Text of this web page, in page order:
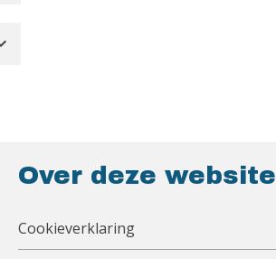
Over deze website
Cookieverklaring